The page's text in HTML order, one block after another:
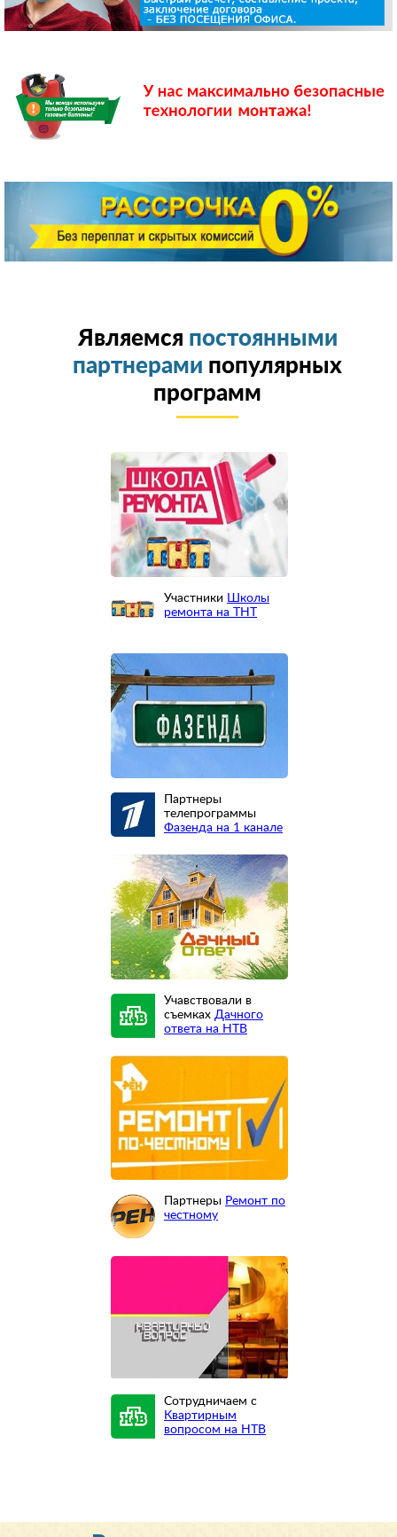
Являемся постоянными
партнерами популярных
программ
Участники
Школы
ремонта на ТНТ
Партнеры
телепрограммы
Фазенда на 1 канале
Учавствовали в
съемках Дачного
ответа на НТВ
Партнеры Ремонт по
честному
Сотрудничаем с
Квартирным
вопросом на НТВ